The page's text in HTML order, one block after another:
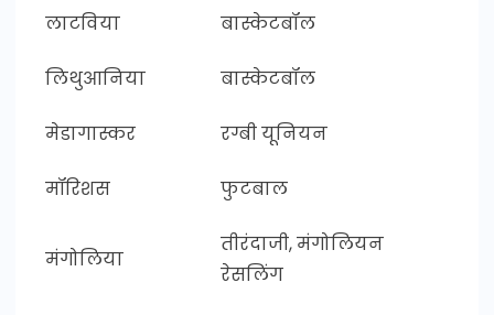
लाटविया बास्केटबॉल
लिथुआनिया बास्केटबॉल
मेडागास्कर रग्बी यूनियन
मॉरिशस फुटबाल
मंगोलिया
तीरंदाजी, मंगोलियन
रेसलिंग